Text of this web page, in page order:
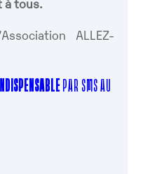
à tous.
ALLEZ-
PAR SMS AU